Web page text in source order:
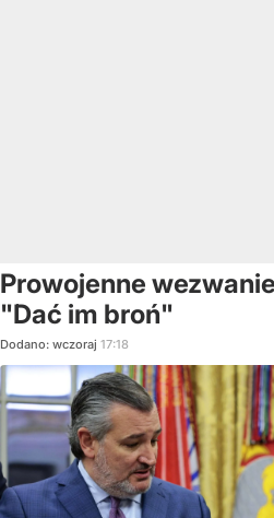
Prowojenne
"Dać im broń"
Dodano: wczoraj 17:18